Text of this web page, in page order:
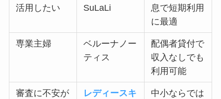
活用したい
SuLaLi
息で短期利用
に最適
専業主婦
ベルーナノー
ティス
配偶者貸付で
収入なしでも
利用可能
審査に不安が
レディースキ
中小ならでは